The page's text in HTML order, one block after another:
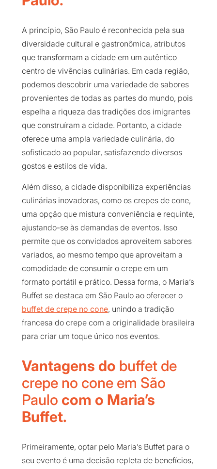
A princípio, São Paulo é reconhecida pela sua
diversidade cultural e gastronômica, atributos
que transformam a cidade em um autêntico
centro de vivências culinárias. Em cada região,
podemos descobrir uma variedade de sabores
provenientes de todas as partes do mundo, pois
espelha a riqueza das tradições dos imigrantes
que construíram a cidade. Portanto, a cidade
oferece uma ampla variedade culinária, do
sofisticado ao popular, satisfazendo diversos
gostos e estilos de vida.
Além disso, a cidade disponibiliza experiências
culinárias inovadoras, como os crepes de cone,
uma opção que mistura conveniência e requinte,
ajustando-se às demandas de eventos. Isso
permite que os convidados aproveitem sabores
variados, ao mesmo tempo que aproveitam a
comodidade de consumir o crepe em um
formato portátil e prático. Dessa forma, o Maria’s
Buffet se destaca em São Paulo ao oferecer o
buffet de crepe no cone, unindo a tradição
francesa do crepe com a originalidade brasileira
para criar um toque único nos eventos.
Vantagens do buffet de
crepe no cone em São
Paulo com o Maria’s
Buffet.
Primeiramente, optar pelo Maria’s Buffet para o
seu evento é uma decisão repleta de benefícios,